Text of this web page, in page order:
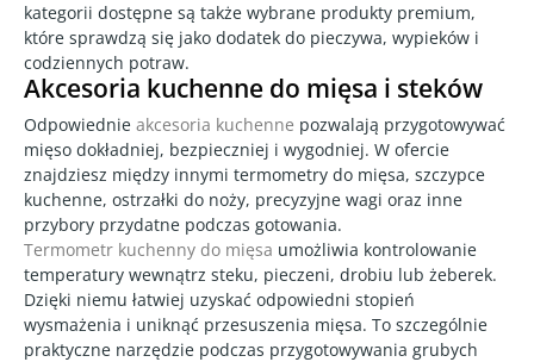
kategorii dostępne są także wybrane produkty premium,
które sprawdzą się jako dodatek do pieczywa, wypieków i
codziennych potraw.
Akcesoria kuchenne do mięsa i steków
Odpowiednie akcesoria kuchenne pozwalają przygotowywać
mięso dokładniej, bezpieczniej i wygodniej. W ofercie
znajdziesz między innymi termometry do mięsa, szczypce
kuchenne, ostrzałki do noży, precyzyjne wagi oraz inne
przybory przydatne podczas gotowania.
Termometr kuchenny do mięsa umożliwia kontrolowanie
temperatury wewnątrz steku, pieczeni, drobiu lub żeberek.
Dzięki niemu łatwiej uzyskać odpowiedni stopień
wysmażenia i uniknąć przesuszenia mięsa. To szczególnie
praktyczne narzędzie podczas przygotowywania grubych